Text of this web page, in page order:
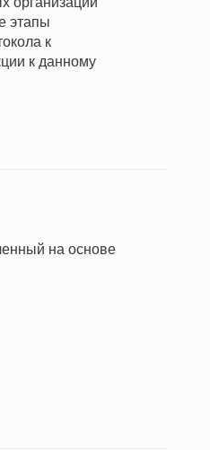
этапы
к
к данному
на основе